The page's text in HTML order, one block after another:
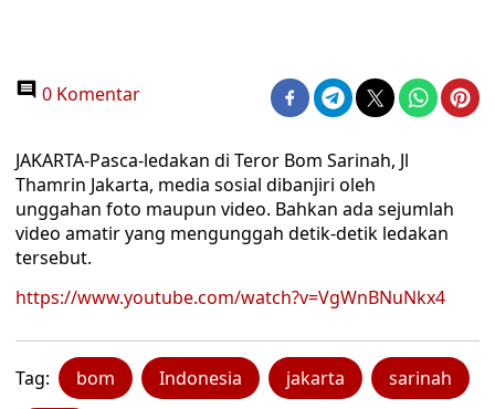
0 Komentar
JAKARTA-Pasca-ledakan di Teror Bom Sarinah, Jl
Thamrin Jakarta, media sosial dibanjiri oleh
unggahan foto maupun video. Bahkan ada sejumlah
video amatir yang mengunggah detik-detik ledakan
tersebut.
https://www.youtube.com/watch?v=VgWnBNuNkx4
Tag: bom Indonesia jakarta sarinah